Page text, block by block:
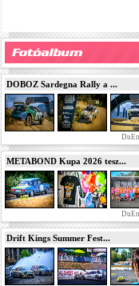
DOBOZ Sardegna Rally a ...
METABOND Kupa 2026 tesz...
Drift Kings Summer Fest...